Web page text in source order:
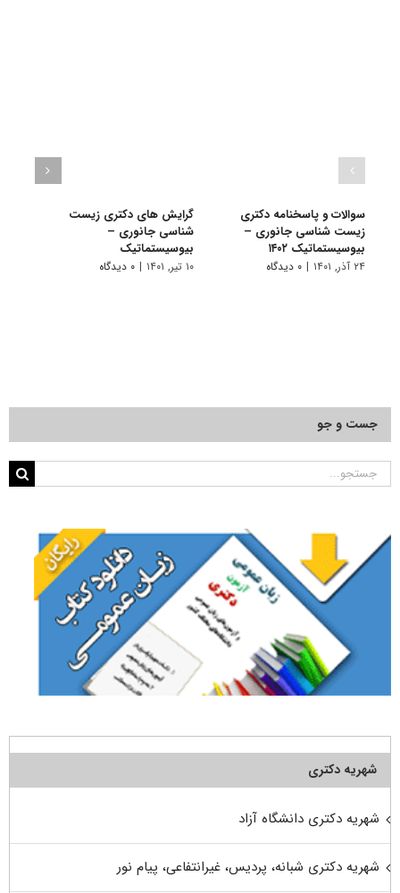
سوالات و پاسخنامه دکتری
زیست شناسی جانوری –
بیوسیستماتیک ۱۴۰۲
۲۴ آذر, ۱۴۰۱ | ۰ دیدگاه
گرایش های دکتری زیست
شناسی ﺟﺎﻧﻮری –
بیوسیستماتیک
۱۰ تیر, ۱۴۰۱ | ۰ دیدگاه
جست و جو
جستجو
شهریه دکتری
شهریه دکتری دانشگاه آزاد
شهریه دکتری شبانه، پردیس، غیرانتفاعی، پیام نور